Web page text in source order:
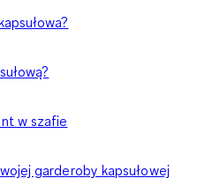
w szafie
garderoby kapsułowej